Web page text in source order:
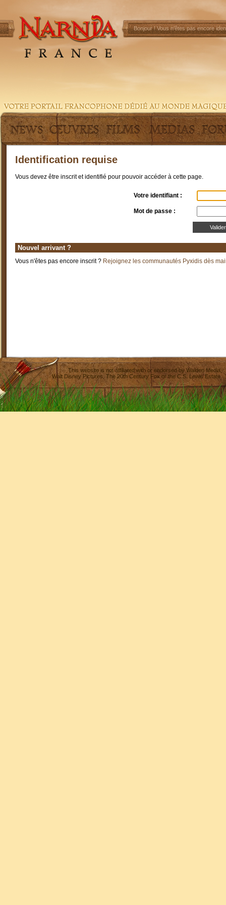
Bonjour !Vous n'êtes pas encore
Identification requise
Vous devez être inscrit et identifié pour pouvoir accéder à cette page.
Votre identifiant :
Mot de passe :
Nouvel arrivant ?
Vous n'êtes pas encore inscrit ? Rejoignez les communautés Pyxidis dès
This website is not affiliated with or endorsed byWalden Media
Walt Disney Pictures,The 20th Century Fox or the C.S. Lewis Estate.